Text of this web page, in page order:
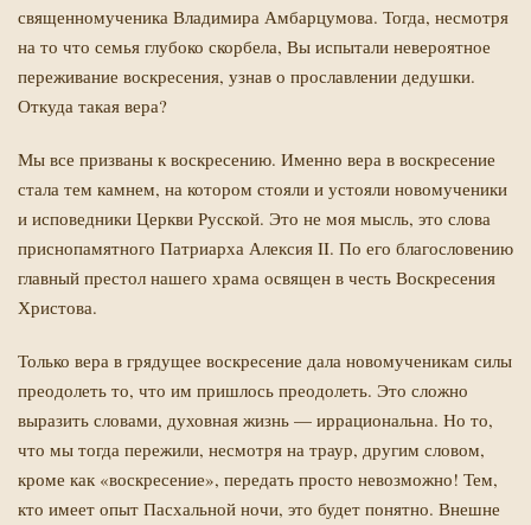
священномученика Владимира Амбарцумова. Тогда, несмотря
на то что семья глубоко скорбела, Вы испытали невероятное
переживание воскресения, узнав о прославлении дедушки.
Откуда такая вера?
Мы все призваны к воскресению. Именно вера в воскресение
стала тем камнем, на котором стояли и устояли новомученики
и исповедники Церкви Русской. Это не моя мысль, это слова
приснопамятного Патриарха Алексия II. По его благословению
главный престол нашего храма освящен в честь Воскресения
Христова.
Только вера в грядущее воскресение дала новомученикам силы
преодолеть то, что им пришлось преодолеть. Это сложно
выразить словами, духовная жизнь — иррациональна. Но то,
что мы тогда пережили, несмотря на траур, другим словом,
кроме как «воскресение», передать просто невозможно! Тем,
кто имеет опыт Пасхальной ночи, это будет понятно. Внешне